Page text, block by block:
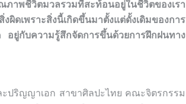
ภาพชีวิตมวลรวมที่สะท้อนอยู่ในชีวิตของเรา
ดเพราะสิ่งนี้เกิดขึ้นมาตั้งแต่ดั้งเดิมของการ
อยู่กับความรู้สึกจัดการขึ้นด้วยการฝึกฝนทาง
ปริญญาเอก สาขาศิลปะไทย คณะจิตรกรรม